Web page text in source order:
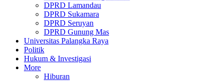
DPRD Lamandau
DPRD Sukamara
DPRD Seruyan
DPRD Gunung Mas
Universitas Palangka Raya
Politik
Hukum & Investigasi
More
Hiburan